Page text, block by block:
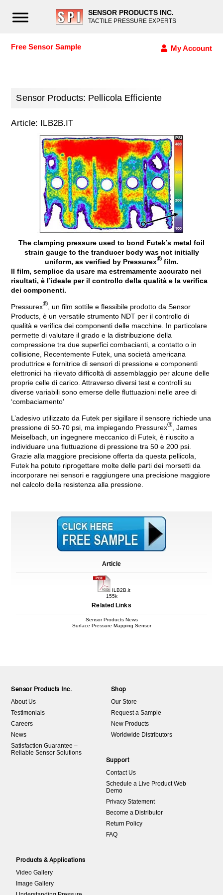
SENSOR PRODUCTS INC.
TACTILE PRESSURE EXPERTS
Free Sensor Sample My Account
Sensor Products: Pellicola Efficiente
Article
ILB2B.it
155k
Related Links
Sensor Products News
Surface Pressure Mapping Sensor
Article: ILB2B.IT
The clamping pressure used to bond Futek’s metal foil
strain gauge to the tranducer body was not initially
uniform, as verified by Pressurex® film.
Il film, semplice da usare ma estremamente accurato nei
risultati, è l’ideale per il controllo della qualità e la verifica
dei componenti.
Pressurex® , un film sottile e flessibile prodotto da Sensor
Products, è un versatile strumento NDT per il controllo di
qualità e verifica dei componenti delle macchine. In particolare
permette di valutare il grado e la distribuzione della
compressione tra due superfici combacianti, a contatto o in
collisione, Recentemente Futek, una società americana
produttrice e fornitrice di sensori di pressione e componenti
elettronici ha rilevato difficoltà di assemblaggio per alcune delle
proprie celle di carico. Attraverso diversi test e controlli su
diverse variabili sono emerse delle fluttuazioni nelle aree di
‘combaciamento’
L’adesivo utilizzato da Futek per sigillare il sensore richiede una
pressione di 50-70 psi, ma impiegando Pressurex® , James
Meiselbach, un ingegnere meccanico di Futek, è riuscito a
individuare una fluttuazione di pressione tra 50 e 200 psi.
Grazie alla maggiore precisione offerta da questa pellicola,
Futek ha potuto riprogettare molte delle parti dei morsetti da
incorporare nei sensori e raggiungere una precisione maggiore
nel calcolo della resistenza alla pressione.
Sensor Products Inc.
About Us
Testimonials
Careers
News
Satisfaction Guarantee –
Reliable Sensor Solutions
Shop
Our Store
Request a Sample
New Products
Worldwide Distributors
Support
Contact Us
Schedule a Live Product Web
Demo
Privacy Statement
Become a Distributor
Return Policy
FAQ
Products & Applications
Video Gallery
Image Gallery